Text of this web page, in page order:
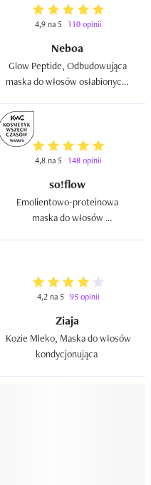
4,9 na 5 110 opinii
Neboa
Glow Peptide, Odbudowująca
maska do włosów osłabionych,
4,8 na 5 148 opinii
so!flow
Emolientowo-proteinowa
maska do włosów
4,2 na 5 95 opinii
Ziaja
Kozie Mleko, Maska do włosów